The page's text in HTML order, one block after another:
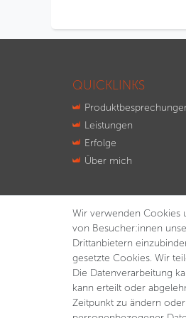
QUICKLINKS
Leistungen
Erfolge
Über mich
Wir verwenden Cookies
von Besucher:innen
Drittanbietern
gesetzte Cookies. Wir
Die Datenverarbeitung
kann erteilt oder
Zeitpunkt zu ändern